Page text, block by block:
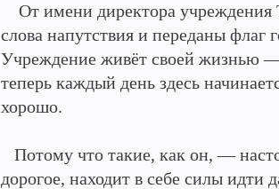
От имени директора
слова напутствия и переданы флаг
Учреждение живёт своей жизнью
теперь каждый день здесь
хорошо.
Потому что такие, как он, —
дорогое, находит в себе силы